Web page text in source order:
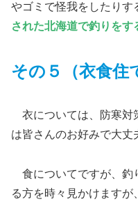
やゴミで怪我をしたりす
された北海道で釣りをす
その５（衣食住
衣については、防寒対
は皆さんのお好みで大丈
食についてですが、釣
る方を時々見かけます